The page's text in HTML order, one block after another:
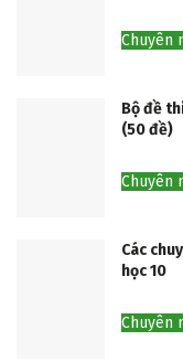
Chuyên
Bộ đề
(50 đề)
Chuyên
Các
học 10
Chuyên